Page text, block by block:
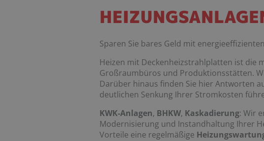
Sparen Sie bares Geld mit
Heizen mit Deckenheizstrahlplatten ist die
Großraumbüros und Produktionsstätten.
Darüber hinaus finden Sie hier Antworten
deutlichen Senkung Ihrer Stromkosten
KWK-Anlagen, BHKW, Kaskadierung: Wir
Modernisierung und Instandhaltung Ihrer
Vorteile eine regelmäßige